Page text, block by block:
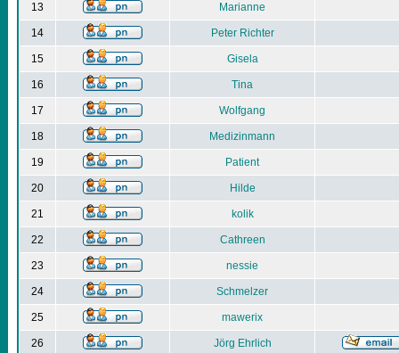
13 Marianne
14 Peter Richter
15 Gisela
16 Tina
17 Wolfgang
18 Medizinmann
19 Patient
20 Hilde
21 kolik
22 Cathreen
23 nessie
24 Schmelzer
25 mawerix
26 Jörg Ehrlich